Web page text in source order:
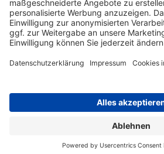
Smartphone? Dann sind Sie bei
richtig! Unser breites Sortiment
und Toner für alle gängigen
kleiner Hersteller. Zugleich sind wir Ihr
einrichten, die Werkstatt ausstatten
was Ihren Arbeitsplatz noch
bei uns auch Bastelspaß,
für die ganze Familie. Entdecken Sie